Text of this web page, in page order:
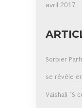
avril 2017
Sorbier
se révèle
Vaishali ´S